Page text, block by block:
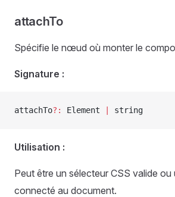
attachTo
Spécifie le nœud où monter le
Signature :
attachTo?: Element string
Utilisation :
Peut être un sélecteur CSS valide ou
connecté au document.